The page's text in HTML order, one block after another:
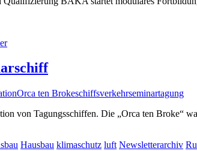
Orca ten Brokeschiffsverkehrseminartagung
von Tagungsschiffen. Die „Orca ten Broke“
Hausbau klimaschutz luft Newsletterarchiv